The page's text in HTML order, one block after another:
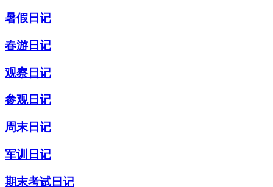
暑假日记
春游日记
观察日记
参观日记
周末日记
军训日记
期末考试日记